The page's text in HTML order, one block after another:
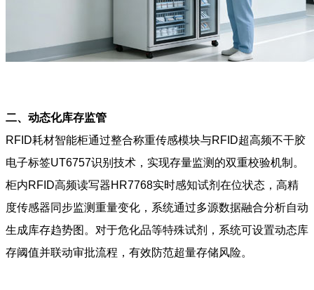
二、动态化库存监管
RFID耗材智能柜通过整合称重传感模块与RFID超高频不干胶
电子标签UT6757识别技术，实现存量监测的双重校验机制。
柜内RFID高频读写器HR7768实时感知试剂在位状态，高精
度传感器同步监测重量变化，系统通过多源数据融合分析自动
生成库存趋势图。对于危化品等特殊试剂，系统可设置动态库
存阈值并联动审批流程，有效防范超量存储风险。